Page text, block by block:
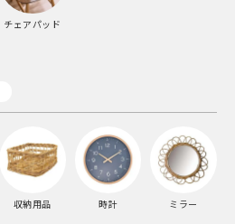
チェアパッド
収納用品 時計 ミラー